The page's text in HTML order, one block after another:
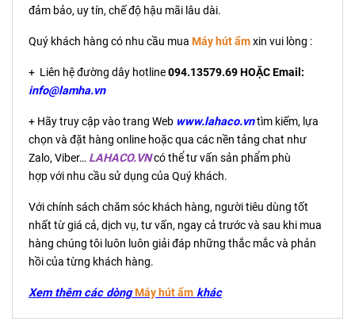
đảm bảo, uy tín, chế độ hậu mãi lâu dài.
Quý khách hàng có nhu cầu mua Máy hút ẩmxin vui lòng :
+ Liên hệ đường dây hotline094.13579.69 HOẶC Email:
info@lamha.vn
+ Hãy truy cập vào trang Web www.lahaco.vntìm kiếm, lựa
chọn và đặt hàng online hoặc qua các nền tảng chat như
Zalo, Viber… LAHACO.VNcó thể tư vấn sản phẩm phù
hợp với nhu cầu sử dụng của Quý khách.
Với chính sách chăm sóc khách hàng, người tiêu dùng tốt
nhất từ giá cả, dịch vụ, tư vấn, ngay cả trước và sau khi mua
hàng chúng tôi luôn luôn giải đáp những thắc mắc và phản
hồi của từng khách hàng.
Xem thêm các dòngMáy hút ẩm khác